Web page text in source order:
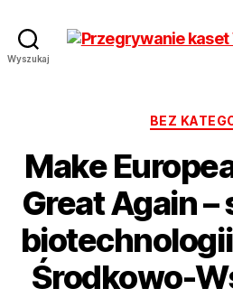
Wyszukaj
od
17
zł
BEZ
Make
Great Again –
Środkowo-